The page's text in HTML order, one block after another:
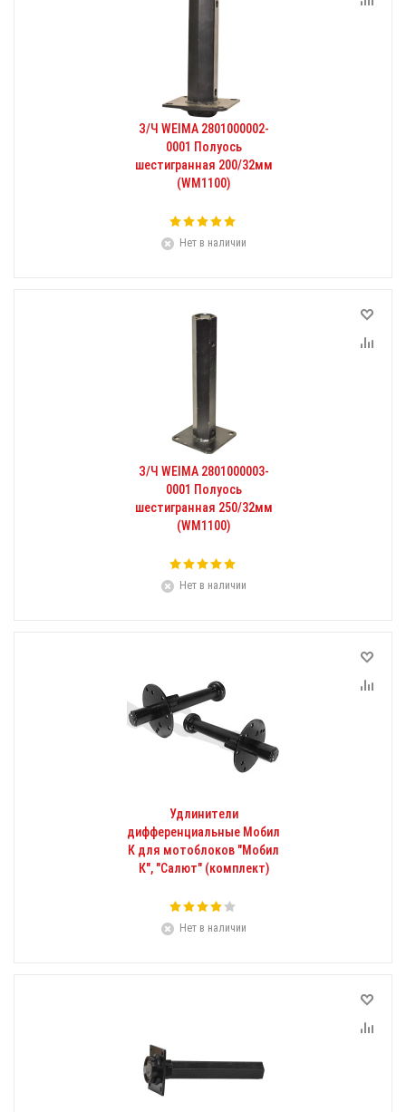
З/Ч WEIMA 2801000002-
0001 Полуось
шестигранная 200/32мм
(WM1100)
Нет в наличии
З/Ч WEIMA 2801000003-
0001 Полуось
шестигранная 250/32мм
(WM1100)
Нет в наличии
Удлинители
дифференциальные Мобил
К для мотоблоков "Мобил
К", "Салют" (комплект)
Нет в наличии